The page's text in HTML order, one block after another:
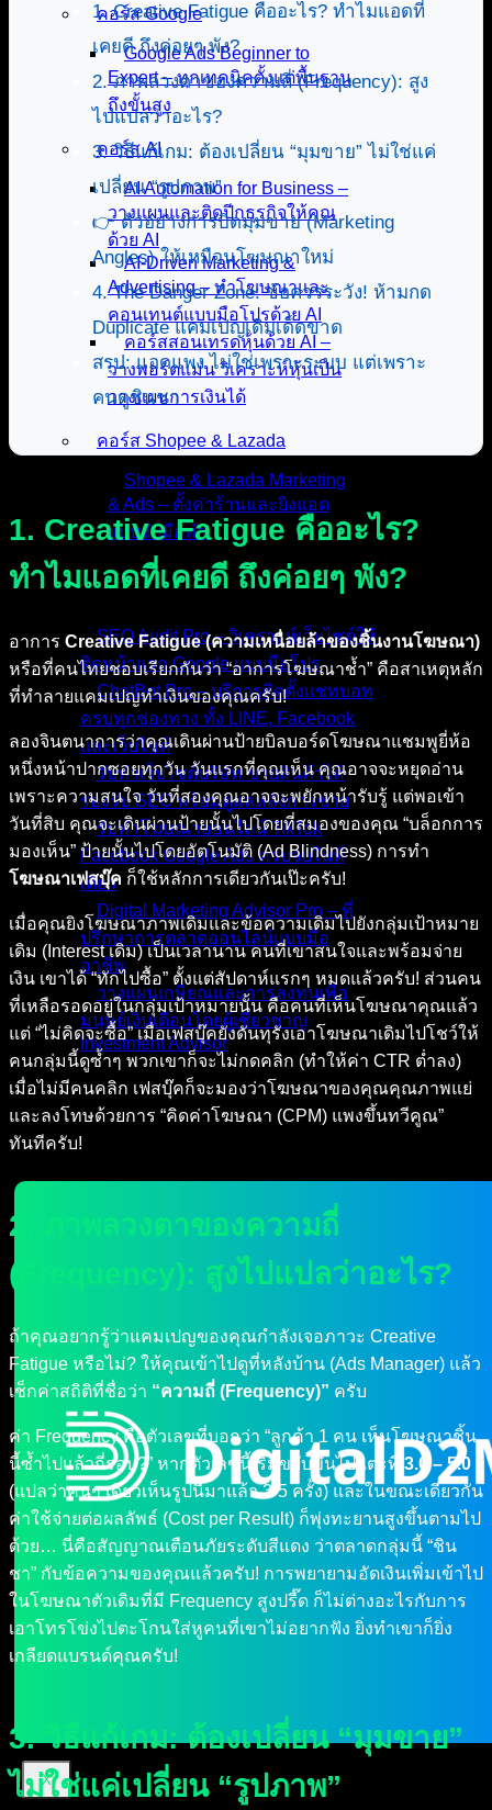
คอร์ส Google
Google Ads Beginner to
Expert – ทุกเทคนิคตั้งแต่พื้นฐาน
ถึงขั้นสูง
คอร์ส AI
AI Automation for Business –
วางแผนและติดปีกธุรกิจให้คุณ
ด้วย AI
AI-Driven Marketing &
Advertising – ทำโฆษณาและ
คอนเทนต์แบบมือโปรด้วย AI
คอร์สสอนเทรดหุ้นด้วย AI –
วางพอร์ตแม่น วิเคราะห์หุ้นเป็น
วางแผนการเงินได้
คอร์ส Shopee & Lazada
Shopee & Lazada Marketing
& Ads – ตั้งค่าร้านและยิงแอด
แบบจับมือทำ
บริการของเรา
SEO Audit Pro – วิเคราะห์เว็บไซต์ให้
ติดหน้าแรก Google แบบมือโปร
ChatBot Pro – บริการติดตั้งแชทบอท
ครบทุกช่องทาง ทั้ง LINE, Facebook
และเว็บไซต์
รับทำเว็บไซต์บริษัท ขายสินค้าได้
รองรับ SEO พร้อมดูแลหลังการขาย
รับทำโฆษณาออนไลน์ TikTok
Facebook Google Ads ครบจบในที่
เดียว
Digital Marketing Advisor Pro – ที่
ปรึกษาการตลาดออนไลน์แบบมือ
อาชีพ
วางแผนเกษียณและการลงทุนเพื่อ
มนุษย์เงินเดือนโดยผู้เชี่ยวชาญ
Investment Advisor
ผลงานที่ผ่านมา
บทความ
ติดต่อผม
X
1. Creative Fatigue คืออะไร? ทำไมแอดที่
เคยดี ถึงค่อยๆ พัง?
2. ภาพลวงตาของความถี่ (Frequency): สูง
ไปแปลว่าอะไร?
3. วิธีแก้เกม: ต้องเปลี่ยน “มุมขาย” ไม่ใช่แค่
เปลี่ยน “รูปภาพ”
👉 ตัวอย่างการบิดมุมขาย (Marketing
Angles) ให้เหมือนโฆษณาใหม่
4. The Danger Zone: ข้อควรระวัง! ห้ามกด
Duplicate แคมเปญเดิมเด็ดขาด
สรุป: แอดแพง ไม่ใช่เพราะระบบ แต่เพราะ
คนดูชินชา
1. Creative Fatigue คืออะไร?
ทำไมแอดที่เคยดี ถึงค่อยๆ พัง?
อาการ Creative Fatigue (ความเหนื่อยล้าของชิ้นงานโฆษณา)
หรือที่คนไทยชอบเรียกกันว่า “อาการโฆษณาช้ำ” คือสาเหตุหลัก
ที่ทำลายแคมเปญทำเงินของคุณครับ!
ลองจินตนาการว่าคุณเดินผ่านป้ายบิลบอร์ดโฆษณาแชมพูยี่ห้อ
หนึ่งหน้าปากซอยทุกวัน วันแรกที่คุณเห็น คุณอาจจะหยุดอ่าน
เพราะความสนใจ วันที่สองคุณอาจจะพยักหน้ารับรู้ แต่พอเข้า
วันที่สิบ คุณจะเดินผ่านป้ายนั้นไปโดยที่สมองของคุณ “บล็อกการ
มองเห็น” ป้ายนั้นไปโดยอัตโนมัติ (Ad Blindness) การทำ
โฆษณาเฟสบุ๊ค ก็ใช้หลักการเดียวกันเป๊ะครับ!
เมื่อคุณยิงโฆษณาภาพเดิมและข้อความเดิมไปยังกลุ่มเป้าหมาย
เดิม (Interest เดิม) เป็นเวลานาน คนที่เขาสนใจและพร้อมจ่าย
เงิน เขาได้ “ทักไปซื้อ” ตั้งแต่สัปดาห์แรกๆ หมดแล้วครับ! ส่วนคน
ที่เหลือรอดอยู่ในกลุ่มเป้าหมายนั้น คือคนที่เห็นโฆษณาคุณแล้ว
แต่ “ไม่คิดจะซื้อ” เมื่อเฟสบุ๊คยังดันทุรังเอาโฆษณาเดิมไปโชว์ให้
คนกลุ่มนี้ดูซ้ำๆ พวกเขาก็จะไม่กดคลิก (ทำให้ค่า CTR ต่ำลง)
เมื่อไม่มีคนคลิก เฟสบุ๊คก็จะมองว่าโฆษณาของคุณคุณภาพแย่
และลงโทษด้วยการ “คิดค่าโฆษณา (CPM) แพงขึ้นทวีคูณ”
ทันทีครับ!
2. ภาพลวงตาของความถี่
(Frequency): สูงไปแปลว่าอะไร?
ถ้าคุณอยากรู้ว่าแคมเปญของคุณกำลังเจอภาวะ Creative
Fatigue หรือไม่? ให้คุณเข้าไปดูที่หลังบ้าน (Ads Manager) แล้ว
เช็กค่าสถิติที่ชื่อว่า “ความถี่ (Frequency)” ครับ
ค่า Frequency คือตัวเลขที่บอกว่า “ลูกค้า 1 คน เห็นโฆษณาชิ้น
นี้ซ้ำไปแล้วกี่รอบ?” หากตัวเลขนี้เริ่มขยับขึ้นไปแตะที่ 3.0 – 5.0
(แปลว่าคนๆ เดียวเห็นรูปนี้มาแล้ว 3-5 ครั้ง) และในขณะเดียวกัน
ค่าใช้จ่ายต่อผลลัพธ์ (Cost per Result) ก็พุ่งทะยานสูงขึ้นตามไป
ด้วย… นี่คือสัญญาณเตือนภัยระดับสีแดง ว่าตลาดกลุ่มนี้ “ชิน
ชา” กับข้อความของคุณแล้วครับ! การพยายามอัดเงินเพิ่มเข้าไป
ในโฆษณาตัวเดิมที่มี Frequency สูงปรี๊ด ก็ไม่ต่างอะไรกับการ
เอาโทรโข่งไปตะโกนใส่หูคนที่เขาไม่อยากฟัง ยิ่งทำเขาก็ยิ่ง
เกลียดแบรนด์คุณครับ!
3. วิธีแก้เกม: ต้องเปลี่ยน “มุมขาย”
ไม่ใช่แค่เปลี่ยน “รูปภาพ”